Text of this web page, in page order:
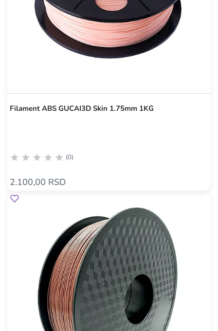
Filament ABS GUCAI3D Skin 1.75mm 1KG
(0)
2.100,00 RSD